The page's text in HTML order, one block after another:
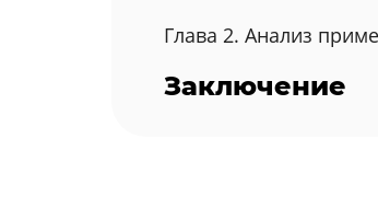
Глава 2. Анализ
Заключение